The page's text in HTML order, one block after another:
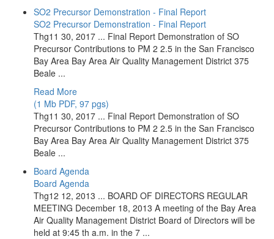
SO2 Precursor Demonstration - Final Report
SO2 Precursor Demonstration - Final Report
Thg11 30, 2017 ... Final Report Demonstration of SO
Precursor Contributions to PM 2 2.5 in the San Francisco
Bay Area Bay Area Air Quality Management District 375
Beale ...
Read More
(1 Mb PDF, 97 pgs)
Thg11 30, 2017 ... Final Report Demonstration of SO
Precursor Contributions to PM 2 2.5 in the San Francisco
Bay Area Bay Area Air Quality Management District 375
Beale ...
Board Agenda
Board Agenda
Thg12 12, 2013 ... BOARD OF DIRECTORS REGULAR
MEETING December 18, 2013 A meeting of the Bay Area
Air Quality Management District Board of Directors will be
held at 9:45 th a.m. in the 7 ...